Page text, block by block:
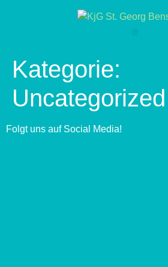
Kategorie:
Uncategorized
Folgt uns auf Social Media!